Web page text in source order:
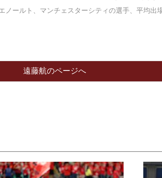
ノールト、マンチェスターシティの選手、平均出
遠藤航のページへ